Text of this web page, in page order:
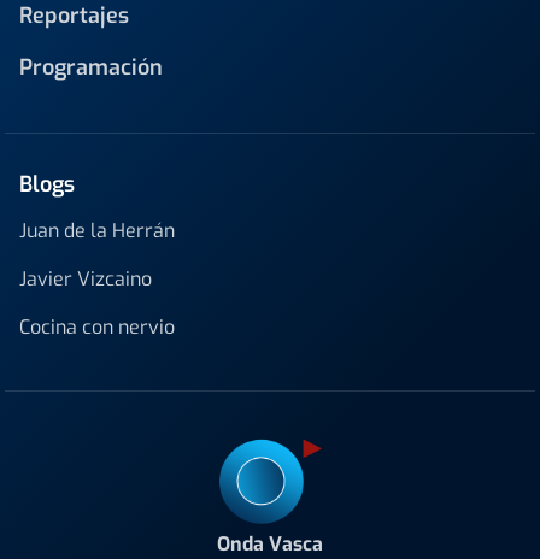
Reportajes
Programación
Blogs
Juan de la Herrán
Javier Vizcaino
Cocina con nervio
Onda Vasca